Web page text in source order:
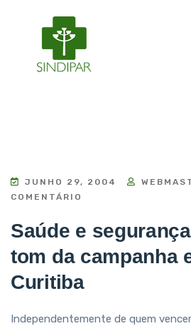
JUNHO 29, 2004
COMENTÁRIO
Saúde e
tom da campanha
Curitiba
Independentemente de quem